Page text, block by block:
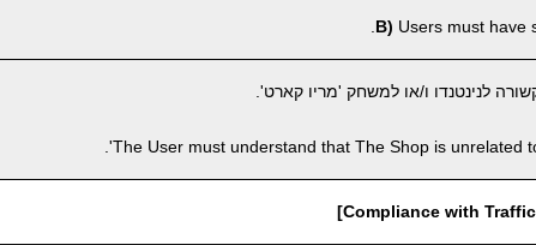
B) Users must have
לנינטנדו ו/או למשחק 'מריו קארט'.
The User must understand that The Shop is unrelated